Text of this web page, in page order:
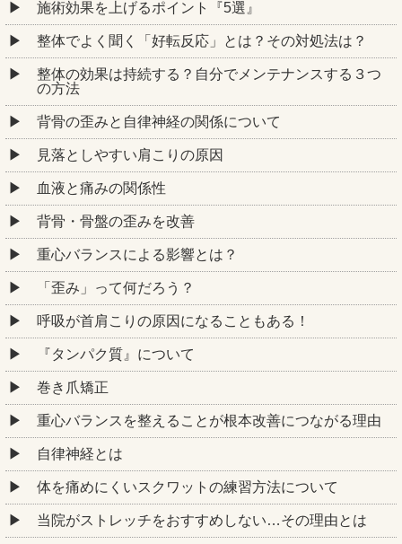
施術効果を上げるポイント『5選』
整体でよく聞く「好転反応」とは？その対処法は？
整体の効果は持続する？自分でメンテナンスする３つ
の方法
背骨の歪みと自律神経の関係について
見落としやすい肩こりの原因
血液と痛みの関係性
背骨・骨盤の歪みを改善
重心バランスによる影響とは？
「歪み」って何だろう？
呼吸が首肩こりの原因になることもある！
『タンパク質』について
巻き爪矯正
重心バランスを整えることが根本改善につながる理由
自律神経とは
体を痛めにくいスクワットの練習方法について
当院がストレッチをおすすめしない…その理由とは